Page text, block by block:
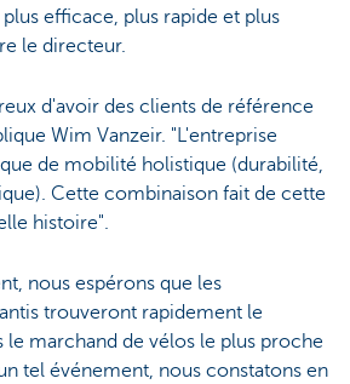
efficace, plus rapide et plus
le directeur.
d'avoir des clients de référence
Wim Vanzeir. "L'entreprise
de mobilité holistique (durabilité,
Cette combinaison fait de cette
histoire".
nous espérons que les
trouveront rapidement le
le marchand de vélos le plus proche
tel événement, nous constatons en